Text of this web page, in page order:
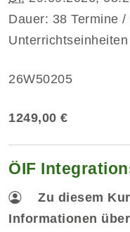
Dauer: 38 Termine
Unterrichtseinheiten
26W50205
1249,00 €
ÖIF
Zu diesem
Informationen